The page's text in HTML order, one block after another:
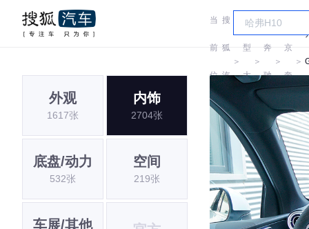
当
前
位
置:
搜
狐
汽
车
＞
车
型
大
全
＞
奔
驰
＞
京
奔
驰
＞
外观
1617张
内饰
2704张
底盘/动力
532张
空间
219张
车展/其他